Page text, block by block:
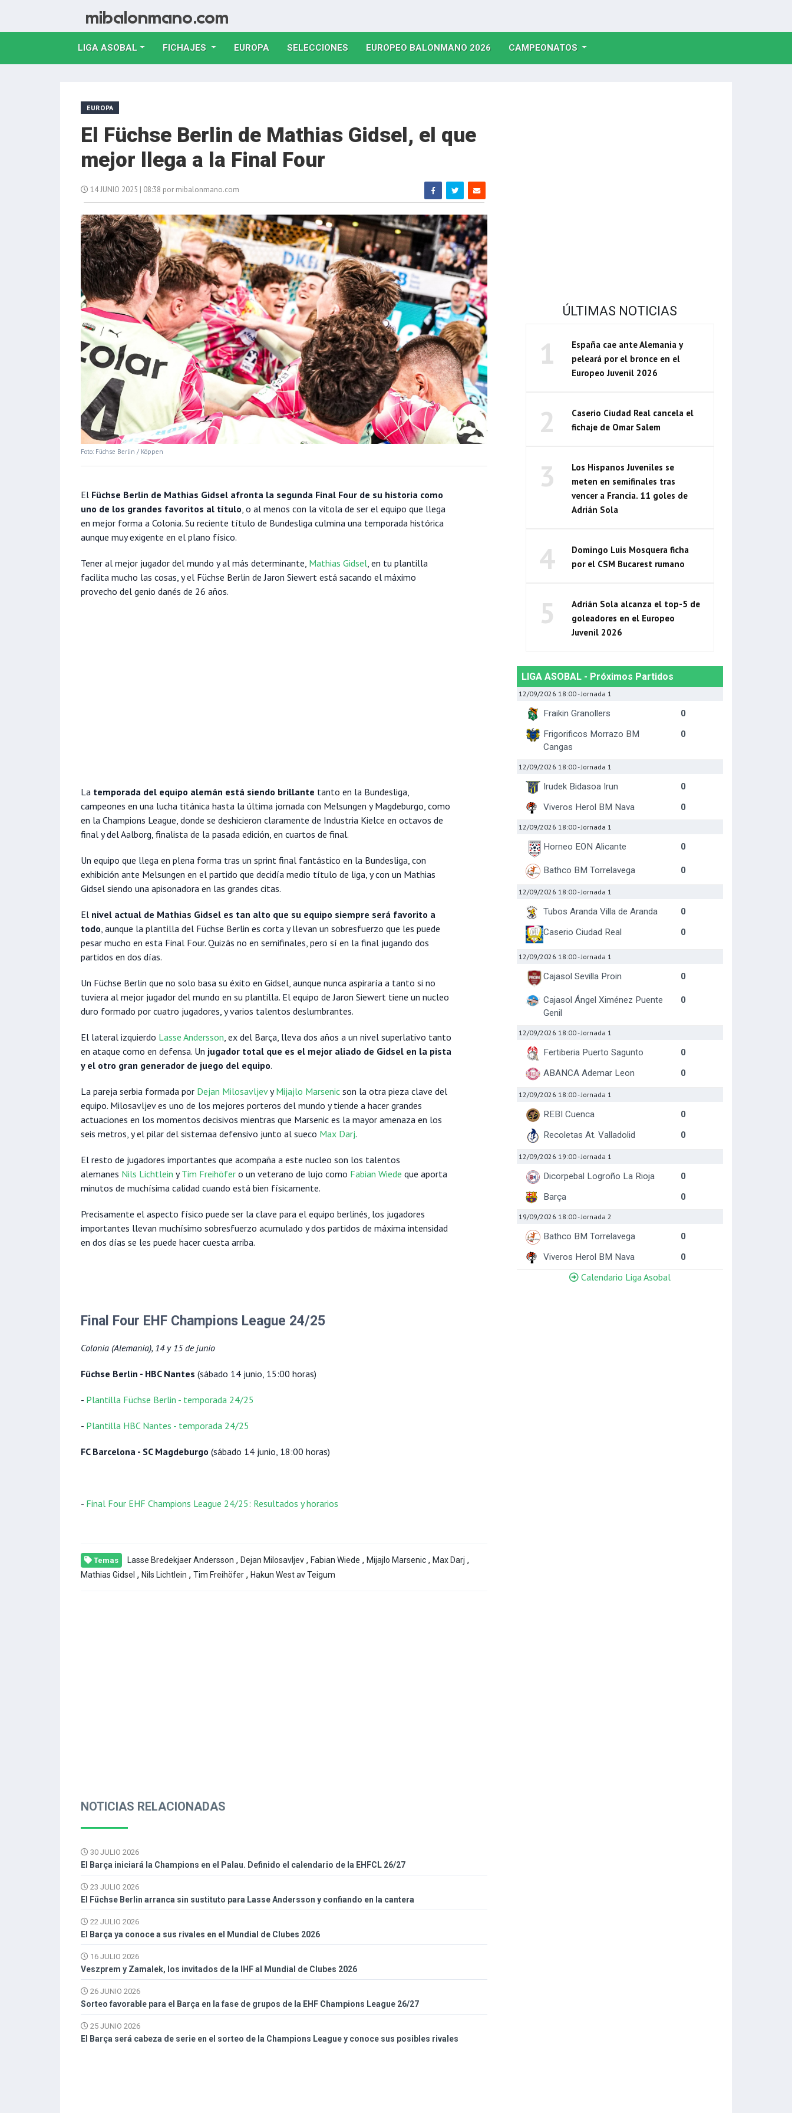
LIGA ASOBAL FICHAJES EUROPA(CURRENT)
SELECCIONES(CURRENT)
EUROPEO BALONMANO 2026(CURRENT)
CAMPEONATOS
EUROPA
El Füchse Berlin de Mathias Gidsel, el que
mejor llega a la Final Four
14 JUNIO 2025 | 08:38 por mibalonmano.com
Foto: Füchse Berlin / Köppen
El Füchse Berlin de Mathias Gidsel afronta la segunda Final Four de su historia como
uno de los grandes favoritos al título , o al menos con la vitola de ser el equipo que llega
en mejor forma a Colonia. Su reciente título de Bundesliga culmina una temporada histórica
aunque muy exigente en el plano físico.
Tener al mejor jugador del mundo y al más determinante, Mathias Gidsel , en tu plantilla
facilita mucho las cosas, y el Füchse Berlin de Jaron Siewert está sacando el máximo
provecho del genio danés de 26 años.
La temporada del equipo alemán está siendo brillante tanto en la Bundesliga,
campeones en una lucha titánica hasta la última jornada con Melsungen y Magdeburgo, como
en la Champions League, donde se deshicieron claramente de Industria Kielce en octavos de
final y del Aalborg, finalista de la pasada edición, en cuartos de final.
Un equipo que llega en plena forma tras un sprint final fantástico en la Bundesliga, con
exhibición ante Melsungen en el partido que decidía medio título de liga, y con un Mathias
Gidsel siendo una apisonadora en las grandes citas.
El nivel actual de Mathias Gidsel es tan alto que su equipo siempre será favorito a
todo , aunque la plantilla del Füchse Berlin es corta y llevan un sobresfuerzo que les puede
pesar mucho en esta Final Four. Quizás no en semifinales, pero sí en la final jugando dos
partidos en dos días.
Un Füchse Berlin que no solo basa su éxito en Gidsel, aunque nunca aspiraría a tanto si no
tuviera al mejor jugador del mundo en su plantilla. El equipo de Jaron Siewert tiene un nucleo
duro formado por cuatro jugadores, y varios talentos deslumbrantes.
El lateral izquierdo Lasse Andersson , ex del Barça, lleva dos años a un nivel superlativo tanto
en ataque como en defensa. Un jugador total que es el mejor aliado de Gidsel en la pista
y el otro gran generador de juego del equipo.
La pareja serbia formada por Dejan MilosavljevyMijajlo Marsenic son la otra pieza clave del
equipo. Milosavljev es uno de los mejores porteros del mundo y tiende a hacer grandes
actuaciones en los momentos decisivos mientras que Marsenic es la mayor amenaza en los
seis metros, y el pilar del sistemaa defensivo junto al sueco Max Darj.
El resto de jugadores importantes que acompaña a este nucleo son los talentos
alemanes Nils Lichtlein yTim Freihöfer o un veterano de lujo como Fabian Wiede que aporta
minutos de muchísima calidad cuando está bien físicamente.
Precisamente el aspecto físico puede ser la clave para el equipo berlinés, los jugadores
importantes llevan muchísimo sobresfuerzo acumulado y dos partidos de máxima intensidad
en dos días se les puede hacer cuesta arriba.
Final Four EHF Champions League 24/25
Colonia (Alemania), 14 y 15 de junio
Füchse Berlin - HBC Nantes (sábado 14 junio, 15:00 horas)
- Plantilla Füchse Berlin - temporada 24/25
- Plantilla HBC Nantes - temporada 24/25
FC Barcelona - SC Magdeburgo (sábado 14 junio, 18:00 horas)
- Final Four EHF Champions League 24/25: Resultados y horarios
Temas Lasse Bredekjaer Andersson , Dejan Milosavljev , Fabian Wiede , Mijajlo Marsenic , Max Darj ,
Mathias Gidsel , Nils Lichtlein , Tim Freihöfer , Hakun West av Teigum
NOTICIAS RELACIONADAS
30 JULIO 2026
El Barça iniciará la Champions en el Palau. Definido el calendario de la EHFCL 26/27
23 JULIO 2026
El Füchse Berlin arranca sin sustituto para Lasse Andersson y confiando en la cantera
22 JULIO 2026
El Barça ya conoce a sus rivales en el Mundial de Clubes 2026
16 JULIO 2026
Veszprem y Zamalek, los invitados de la IHF al Mundial de Clubes 2026
26 JUNIO 2026
Sorteo favorable para el Barça en la fase de grupos de la EHF Champions League 26/27
25 JUNIO 2026
El Barça será cabeza de serie en el sorteo de la Champions League y conoce sus posibles rivales
ÚLTIMAS NOTICIAS
1
España cae ante Alemania y
peleará por el bronce en el
Europeo Juvenil 2026
2
Caserio Ciudad Real cancela el
fichaje de Omar Salem
3
Los Hispanos Juveniles se
meten en semifinales tras
vencer a Francia. 11 goles de
Adrián Sola
4
Domingo Luis Mosquera ficha
por el CSM Bucarest rumano
5
Adrián Sola alcanza el top-5 de
goleadores en el Europeo
Juvenil 2026
LIGA ASOBAL - Próximos Partidos
12/09/2026 18:00- Jornada 1
Fraikin Granollers
0
Frigorificos Morrazo BM
Cangas
0
12/09/2026 18:00- Jornada 1
Irudek Bidasoa Irun
0
Viveros Herol BM Nava
0
12/09/2026 18:00- Jornada 1
Horneo EON Alicante 0
Bathco BM Torrelavega 0
12/09/2026 18:00- Jornada 1
Tubos Aranda Villa de Aranda
0
Caserio Ciudad Real
0
12/09/2026 18:00- Jornada 1
Cajasol Sevilla Proin 0
Cajasol Ángel Ximénez Puente
Genil
0
12/09/2026 18:00- Jornada 1
Fertiberia Puerto Sagunto
0
ABANCA Ademar Leon
0
12/09/2026 18:00- Jornada 1
REBI Cuenca
0
Recoletas At. Valladolid
0
12/09/2026 19:00- Jornada 1
Dicorpebal Logroño La Rioja
0
Barça
0
19/09/2026 18:00- Jornada 2
Bathco BM Torrelavega
0
Viveros Herol BM Nava
0
Calendario Liga Asobal